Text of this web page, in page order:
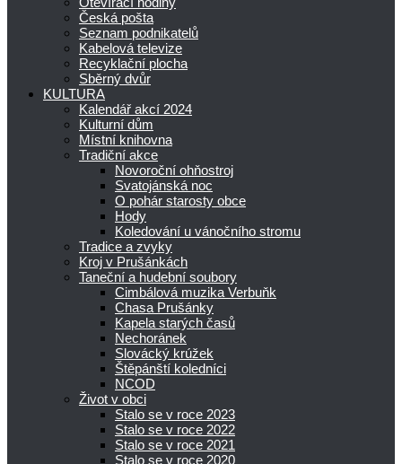
Česká pošta
Seznam podnikatelů
Kabelová televize
Recyklační plocha
Sběrný dvůr
KULTURA
Kalendář akcí 2024
Kulturní dům
Místní knihovna
Tradiční akce
Novoroční ohňostroj
Svatojánská noc
O pohár starosty obce
Hody
Koledování u vánočního stromu
Tradice a zvyky
Kroj v Prušánkách
Taneční a hudební soubory
Cimbálová muzika Verbuňk
Chasa Prušánky
Kapela starých časů
Nechoránek
Slovácký krúžek
Štěpánští koledníci
NCOD
Život v obci
Stalo se v roce 2023
Stalo se v roce 2022
Stalo se v roce 2021
Stalo se v roce 2020